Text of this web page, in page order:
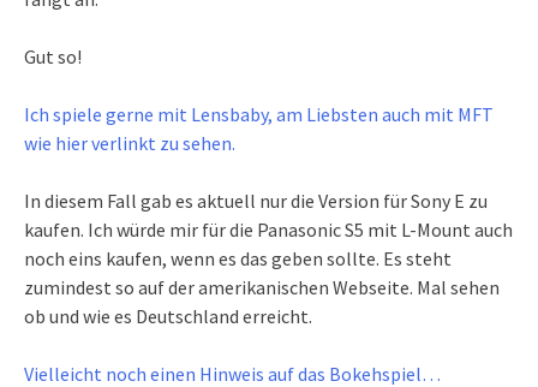
Gut so!
Ich spiele gerne mit Lensbaby, am Liebsten auch mit MFT
wie hier verlinkt zu sehen.
In diesem Fall gab es aktuell nur die Version für Sony E zu
kaufen. Ich würde mir für die Panasonic S5 mit L-Mount auch
noch eins kaufen, wenn es das geben sollte. Es steht
zumindest so auf der amerikanischen Webseite. Mal sehen
ob und wie es Deutschland erreicht.
Vielleicht noch einen Hinweis auf das Bokehspiel…